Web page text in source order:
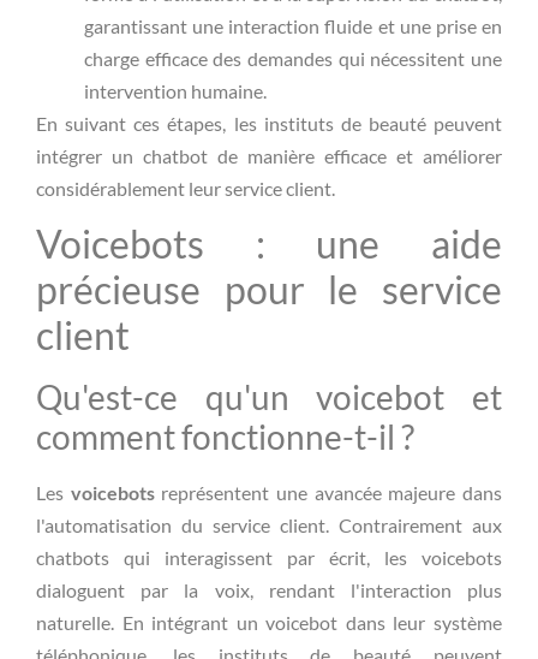
garantissant une interaction fluide et une prise en
charge efficace des demandes qui nécessitent une
intervention humaine.
En suivant ces étapes, les instituts de beauté peuvent
intégrer un chatbot de manière efficace et améliorer
considérablement leur service client.
Voicebots : une aide
précieuse pour le service
client
Qu'est-ce qu'un voicebot et
comment fonctionne-t-il ?
Les voicebotsreprésentent une avancée majeure dans
l'automatisation du service client. Contrairement aux
chatbots qui interagissent par écrit, les voicebots
dialoguent par la voix, rendant l'interaction plus
naturelle. En intégrant un voicebot dans leur système